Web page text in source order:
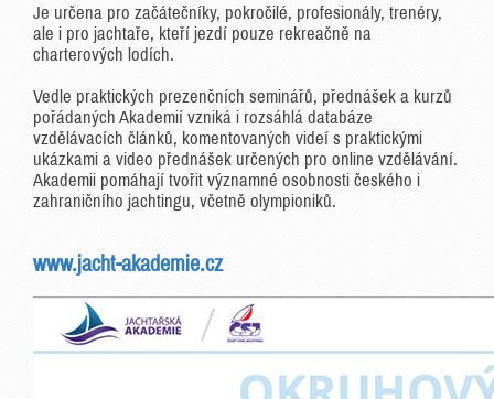
Je určena pro začátečníky, pokročilé, profesionály, trenéry,
ale i pro jachtaře, kteří jezdí pouze rekreačně na
charterových lodích.
Vedle praktických prezenčních seminářů, přednášek a kurzů
pořádaných Akademií vzniká i rozsáhlá databáze
vzdělávacích článků, komentovaných videí s praktickými
ukázkami a video přednášek určených pro online vzdělávání.
Akademii pomáhají tvořit významné osobnosti českého i
zahraničního jachtingu, včetně olympioniků.
www.jacht-akademie.cz